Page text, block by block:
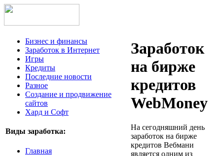
Бизнес и финансы
Заработок в Интернет
Игры
Кредиты
Последние новости
Разное
Создание и продвижение
сайтов
Хард и Софт
Виды заработка:
Главная
Заработок
на бирже
кредитов
WebMoney
На сегодняшний день
заработок на бирже
кредитов Вебмани
является одним из